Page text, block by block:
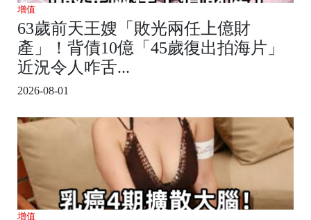
增值
63歲前天王嫂「敗光兩任上億財
產」！背債10億「45歲復出拍海片」
近況令人咋舌...
2026-08-01
增值